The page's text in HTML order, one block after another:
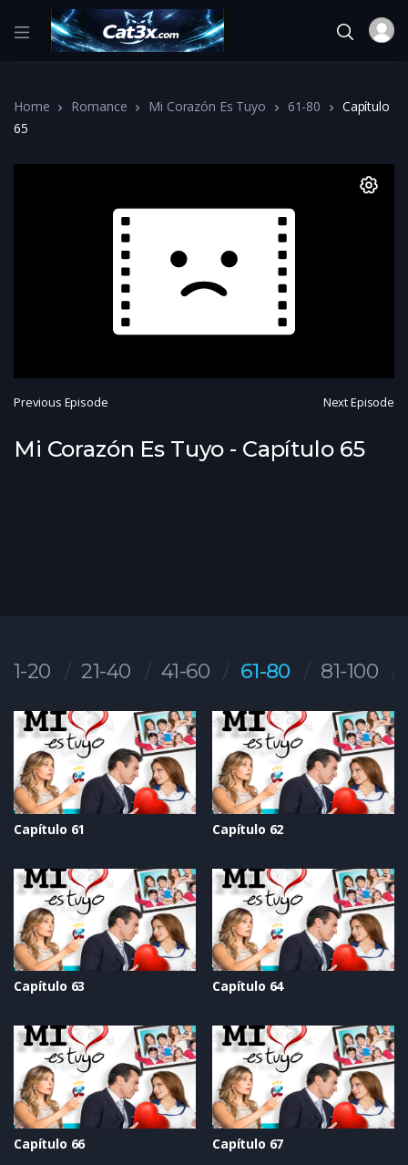
Home Romance Mi Corazón Es Tuyo 61-80
Capítulo
65
Previous Episode Next Episode
Mi Corazón Es Tuyo - Capítulo 65
1-20 21-40 41-60 61-80 81-100
Capítulo 61 Capítulo 62
Capítulo 63 Capítulo 64
Capítulo 66 Capítulo 67